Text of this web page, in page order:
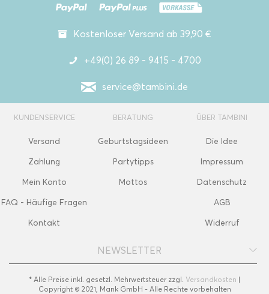
Kostenloser Versand ab 39,90 €
+49(0) 26 89 - 9415 - 4700
service@tambini.de
KUNDENSERVICE
Versand
Zahlung
Mein Konto
FAQ - Häufige Fragen
Kontakt
BERATUNG
Geburtstagsideen
Partytipps
Mottos
ÜBER TAMBINI
Die Idee
Impressum
Datenschutz
AGB
Widerruf
NEWSLETTER
* Alle Preise inkl. gesetzl. Mehrwertsteuer zzgl. Versandkosten |
Copyright © 2021, Mank GmbH - Alle Rechte vorbehalten